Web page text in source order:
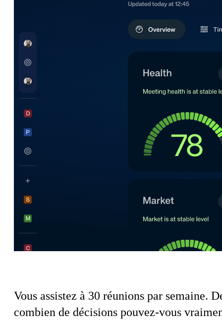
Vous assistez à 30 réunions par semaine.
combien de décisions pouvez-vous